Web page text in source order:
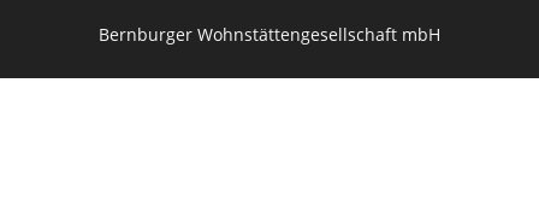
Bernburger Wohnstättengesellschaft mbH